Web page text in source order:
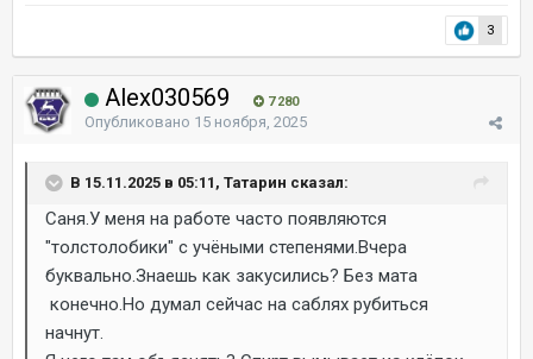
3
Alex030569 7 280
Опубликовано 15 ноября, 2025
В 15.11.2025 в 05:11, Татарин сказал:
Саня.У меня на работе часто появляются
"толстолобики" с учёными степенями.Вчера
буквально.Знаешь как закусились? Без мата
конечно.Но думал сейчас на саблях рубиться
начнут.